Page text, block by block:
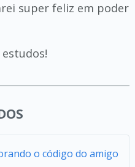
super feliz em poder
o código do amigo